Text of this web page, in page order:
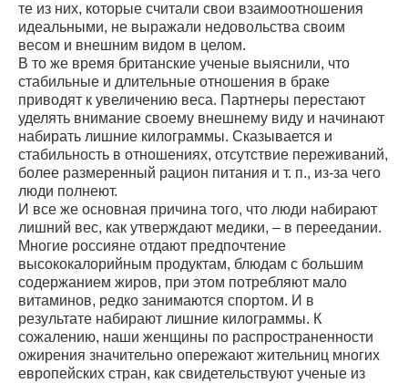
те из них, которые считали свои взаимоотношения
идеальными, не выражали недовольства своим
весом и внешним видом в целом.
В то же время британские ученые выяснили, что
стабильные и длительные отношения в браке
приводят к увеличению веса. Партнеры перестают
уделять внимание своему внешнему виду и начинают
набирать лишние килограммы. Сказывается и
стабильность в отношениях, отсутствие переживаний,
более размеренный рацион питания и т. п., из-за чего
люди полнеют.
И все же основная причина того, что люди набирают
лишний вес, как утверждают медики, – в переедании.
Многие россияне отдают предпочтение
высококалорийным продуктам, блюдам с большим
содержанием жиров, при этом потребляют мало
витаминов, редко занимаются спортом. И в
результате набирают лишние килограммы. К
сожалению, наши женщины по распространенности
ожирения значительно опережают жительниц многих
европейских стран, как свидетельствуют ученые из